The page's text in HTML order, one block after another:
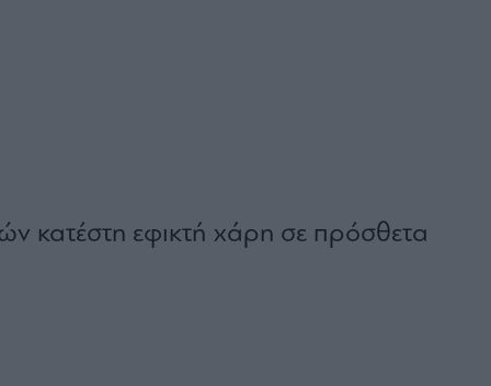
κατέστη εφικτή χάρη σε πρόσθετα